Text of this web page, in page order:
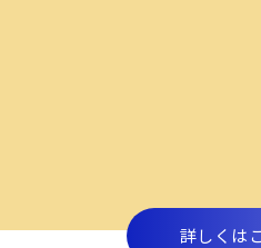
詳しくは